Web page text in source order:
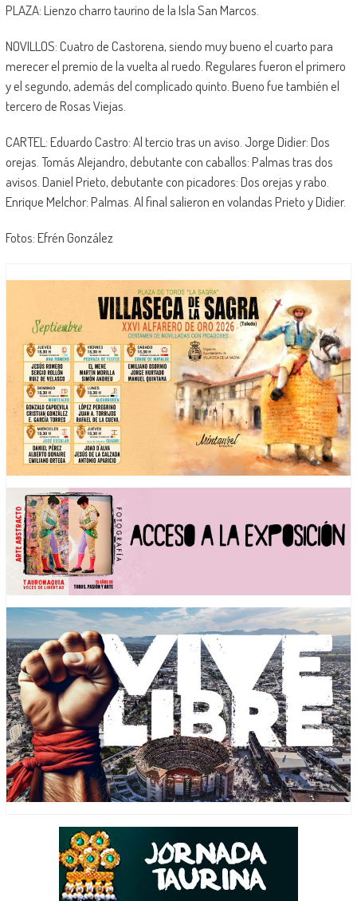
PLAZA: Lienzo charro taurino de la Isla San Marcos.
NOVILLOS: Cuatro de Castorena, siendo muy bueno el cuarto para
merecer el premio de la vuelta al ruedo. Regulares fueron el primero
y el segundo, además del complicado quinto. Bueno fue también el
tercero de Rosas Viejas.
CARTEL: Eduardo Castro: Al tercio tras un aviso. Jorge Didier: Dos
orejas. Tomás Alejandro, debutante con caballos: Palmas tras dos
avisos. Daniel Prieto, debutante con picadores: Dos orejas y rabo.
Enrique Melchor: Palmas. Al final salieron en volandas Prieto y Didier.
Fotos: Efrén González